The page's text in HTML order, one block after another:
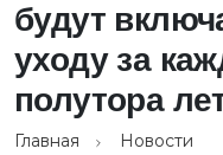
будут
уходу за
полутора
Главная Новости